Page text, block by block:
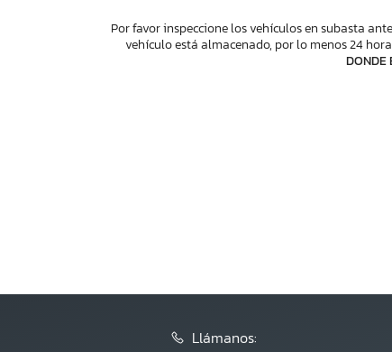
Por favor inspeccione los vehículos en subasta
vehículo está almacenado, por lo menos 24
DONDE
Llámanos: